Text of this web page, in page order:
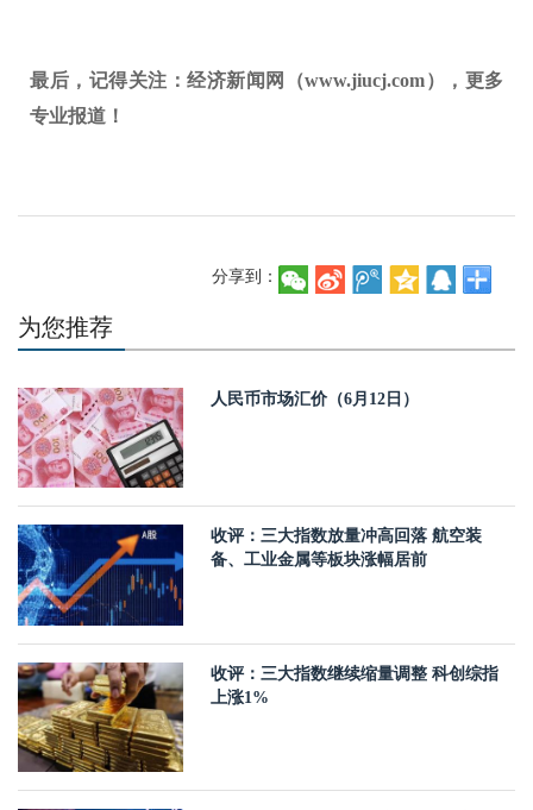
最后，记得关注：经济新闻网（www.jiucj.com），更多
专业报道！
分享到：
为您推荐
人民币市场汇价（6月12日）
收评：三大指数放量冲高回落 航空装
备、工业金属等板块涨幅居前
收评：三大指数继续缩量调整 科创综指
上涨1%